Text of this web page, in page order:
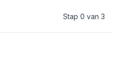
Stap 0 van 3